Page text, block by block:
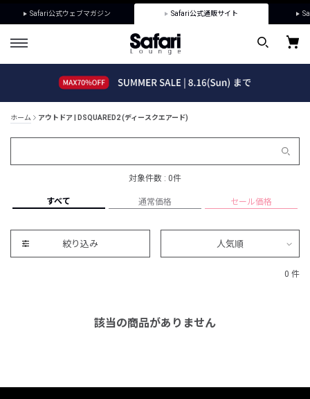
Safari公式ウェブマガジン Safari公式通販サイト
ホーム アウトドア | DSQUARED2 (ディースクエアード)
対象件数 : 0件
すべて 通常価格 セール価格
絞り込み 人気順
0 件
該当の商品がありません